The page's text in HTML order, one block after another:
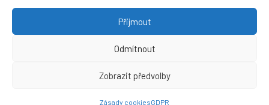
Přijmout
Odmítnout
Zobrazit předvolby
Zásady cookiesGDPR
+420 416 733 690
datová schránka: 3vnipkd
Než zazvoní, s.r.o.